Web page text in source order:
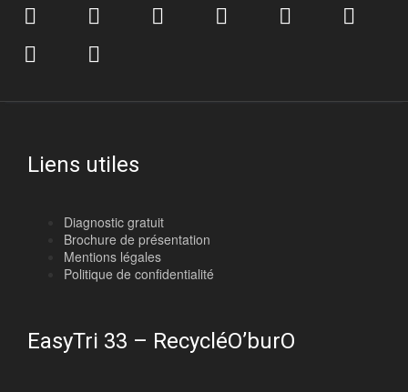
Liens utiles
Diagnostic gratuit
Brochure de présentation
Mentions légales
Politique de confidentialité
EasyTri 33 – RecycléO’burO